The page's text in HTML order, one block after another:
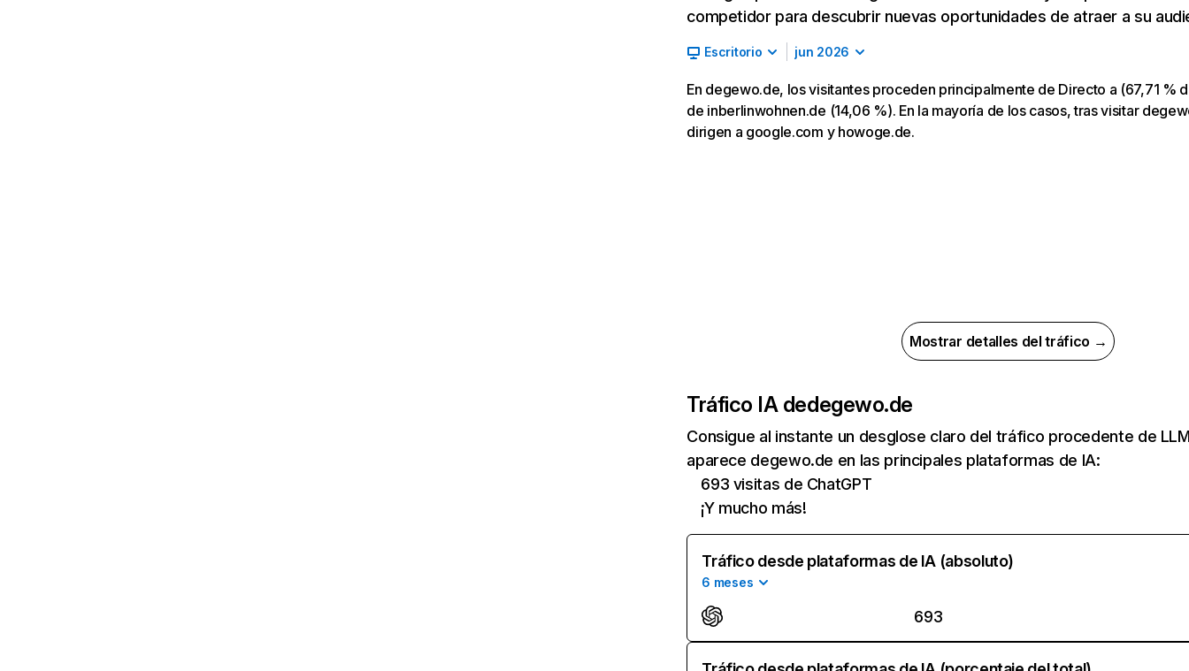
competidor para descubrir nuevas oportunidades de atraer a su
Escritorio jun 2026
En degewo.de, los visitantes proceden principalmente de Directo a (67,71 %
de inberlinwohnen.de (14,06 %). En la mayoría de los casos, tras visitar
dirigen a google.com y howoge.de.
Mostrar detalles del tráfico →
Tráfico IA dedegewo.de
Consigue al instante un desglose claro del tráfico procedente de
aparece degewo.de en las principales plataformas de IA:
693 visitas de ChatGPT
¡Y mucho más!
Tráfico desde plataformas de IA (absoluto)
6 meses
693